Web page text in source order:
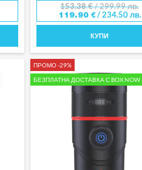
153.38€/ 299.99 лв.
119.90 €/ 234.50 лв.
КУПИ
ПРОМО -29%
БЕЗПЛАТНА ДОСТАВКА С BOX NOW